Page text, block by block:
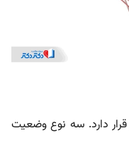
دارد. سه نوع وضعیت